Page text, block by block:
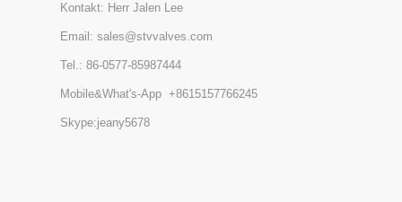
Kontakt: Herr Jalen Lee
Email: sales@stvvalves.com
Tel.: 86-0577-85987444
Mobile&What's-App +8615157766245
Skype:jeany5678